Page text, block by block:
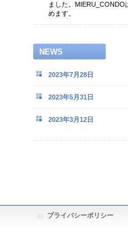
ました。
めます。
NEWS
2023年7月28日
2023年5月31日
2023年3月12日
プライバシーポリシー